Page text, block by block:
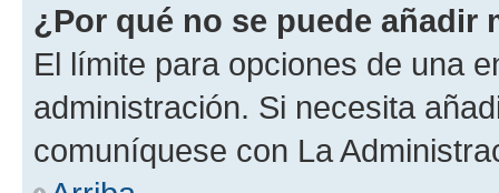
¿Por qué no se puede añadir
El límite para opciones de una
administración. Si necesita
comuníquese con La